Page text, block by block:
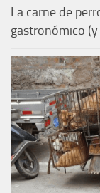
La carne de
gastronómico (y